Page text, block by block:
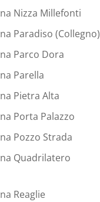
Nizza Millefonti
Paradiso (Collegno)
Parco Dora
Parella
Pietra Alta
Porta Palazzo
Pozzo Strada
Quadrilatero
Reaglie